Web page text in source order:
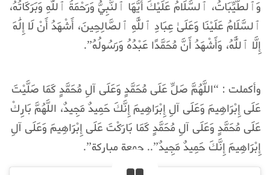
وَٱلطَّيِّبَاتُ، ٱلسَّلَامُ عَلَيْكَ أَيُّهَا ٱلنَّبِيُّ وَرَحْمَةُ ٱللَّٰهِ وَبَرَكَاتُهُ،
ٱلسَّلَامُ عَلَيْنَا وَعَلَىٰ عِبَادِ ٱللَّٰهِ ٱلصَّالِحِينَ، أَشْهَدُ أَنْ لَا إِلَٰهَ
إِلَّا ٱللَّٰهُ، وَأَشْهَدُ أَنَّ مُحَمَّدًا عَبْدُهُ وَرَسُولُهُ”.
وأكملت : “اللَّهُمَّ صَلِّ عَلَى مُحَمَّدٍ وَعَلَى آلِ مُحَمَّدٍ كَمَا صَلَّيْتَ
عَلَى إِبْرَاهِيمَ وَعَلَى آلِ إِبْرَاهِيمَ إِنَّكَ حَمِيدٌ مَجِيدٌ، اللَّهُمَّ بَارِكْ
عَلَى مُحَمَّدٍ وَعَلَى آلِ مُحَمَّدٍ كَمَا بَارَكْتَ عَلَى إِبْرَاهِيمَ وَعَلَى آلِ
إِبْرَاهِيمَ إِنَّكَ حَمِيدٌ مَجِيدٌ”.. جمعة مباركة”.